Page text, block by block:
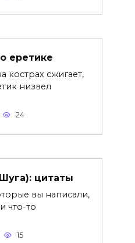
еретике
кострах сжигает,
низвел
24
цитаты
вы написали,
что-то
15